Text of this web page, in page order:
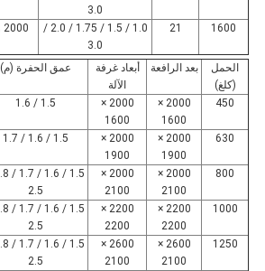
3.0
1600
21
1.0 / 1.5 / 1.75 / 2.0 /
3.0
الحمل
(كلغ)
بعد الرافعة
أبعاد غرفة
الآلة
عمق الحفرة (م)
450
2000 ×
1600
2000 ×
1600
1.5 / 1.6
630
2000 ×
1900
2000 ×
1900
1.5 / 1.6 / 1.7
800
2000 ×
2100
2000 ×
2100
2.5
1000
2200 ×
2200
2200 ×
2200
2.5
1250
2600 ×
2100
2600 ×
2100
2.5